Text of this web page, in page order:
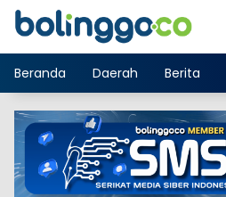
Langsung
Beranda
Daerah Berita